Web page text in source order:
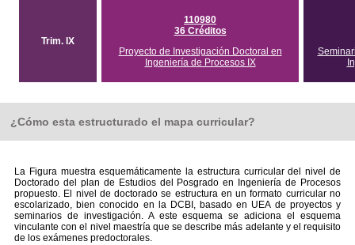
Trim. IX
110980
36 Créditos
Proyecto de Investigación Doctoral en
Ingeniería de Procesos IX
¿Cómo esta estructurado el mapa curricular?
La Figura muestra esquemáticamente la estructura curricular del nivel de
Doctorado del plan de Estudios del Posgrado en Ingeniería de Procesos
propuesto. El nivel de doctorado se estructura en un formato curricular no
escolarizado, bien conocido en la DCBI, basado en UEA de proyectos y
seminarios de investigación. A este esquema se adiciona el esquema
vinculante con el nivel maestría que se describe más adelante y el requisito
de los exámenes predoctorales.